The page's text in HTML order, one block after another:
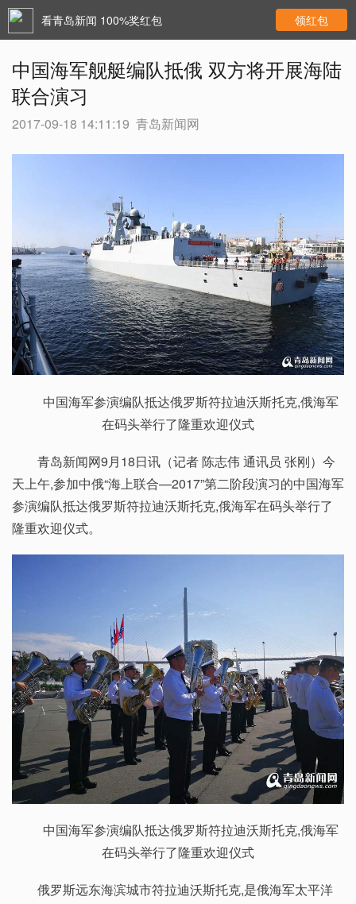
看青岛新闻 100%奖红包 领红包
中国海军舰艇编队抵俄 双方将开展海陆
联合演习
2017-09-18 14:11:19 青岛新闻网
中国海军参演编队抵达俄罗斯符拉迪沃斯托克,俄海军
在码头举行了隆重欢迎仪式
青岛新闻网9月18日讯（记者 陈志伟 通讯员 张刚）今
天上午,参加中俄“海上联合—2017”第二阶段演习的中国海军
参演编队抵达俄罗斯符拉迪沃斯托克,俄海军在码头举行了
隆重欢迎仪式。
中国海军参演编队抵达俄罗斯符拉迪沃斯托克,俄海军
在码头举行了隆重欢迎仪式
俄罗斯远东海滨城市符拉迪沃斯托克,是俄海军太平洋